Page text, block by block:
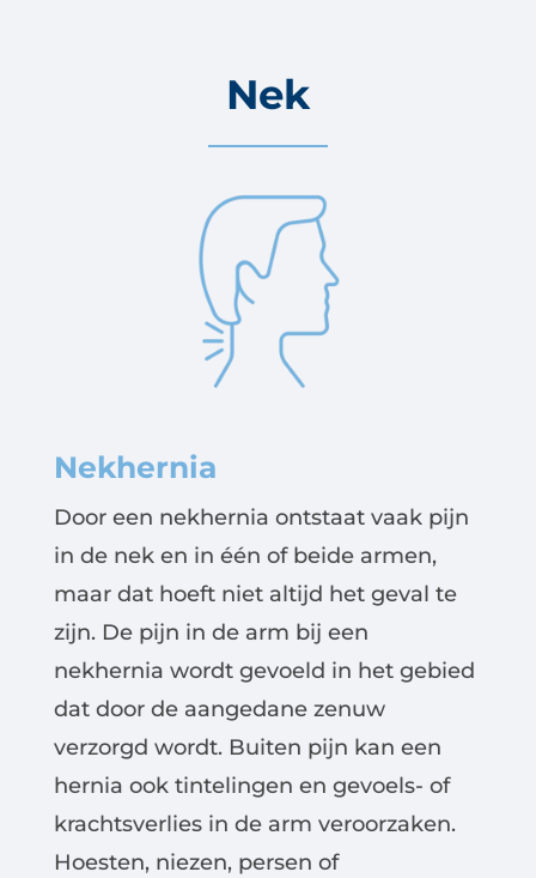
Nek
Nekhernia
Door een nekhernia ontstaat vaak pijn
in de nek en in één of beide armen,
maar dat hoeft niet altijd het geval te
zijn. De pijn in de arm bij een
nekhernia wordt gevoeld in het gebied
dat door de aangedane zenuw
verzorgd wordt. Buiten pijn kan een
hernia ook tintelingen en gevoels- of
krachtsverlies in de arm veroorzaken.
Hoesten, niezen, persen of